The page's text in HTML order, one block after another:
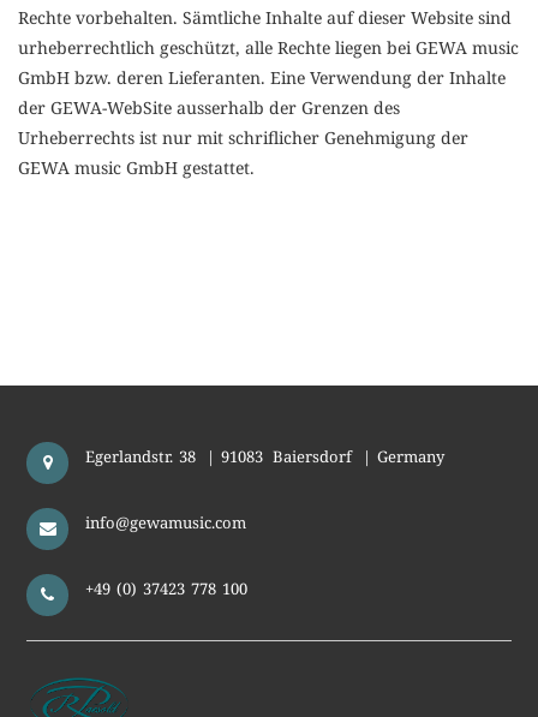
Rechte vorbehalten. Sämtliche Inhalte auf dieser Website sind
urheberrechtlich geschützt, alle Rechte liegen bei GEWA music
GmbH bzw. deren Lieferanten. Eine Verwendung der Inhalte
der GEWA-WebSite ausserhalb der Grenzen des
Urheberrechts ist nur mit schriflicher Genehmigung der
GEWA music GmbH gestattet.
Egerlandstr. 38 | 91083 Baiersdorf | Germany
info@gewamusic.com
+49 (0) 37423 778 100